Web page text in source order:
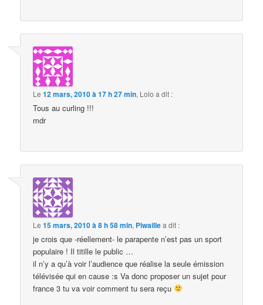
Le12 mars, 2010 à 17 h 27 min, Lolo a dit :
Tous au curling !!!
mdr
Le15 mars, 2010 à 8 h 58 min, Piwaillea dit :
je crois que -réellement- le parapente n’est pas un sport
populaire ! Il titille le public …
il n’y a qu’à voir l’audience que réalise la seule émission
télévisée qui en cause :s Va donc proposer un sujet pour
france 3 tu va voir comment tu sera reçu